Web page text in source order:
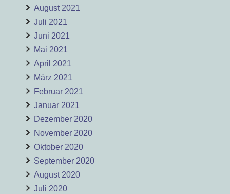
August 2021
Juli 2021
Juni 2021
Mai 2021
April 2021
März 2021
Februar 2021
Januar 2021
Dezember 2020
November 2020
Oktober 2020
September 2020
August 2020
Juli 2020